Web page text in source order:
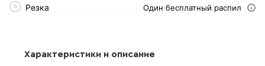
Резка Один бесплатный распил
Характеристики и описание